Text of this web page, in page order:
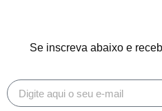
Se inscreva abaixo e